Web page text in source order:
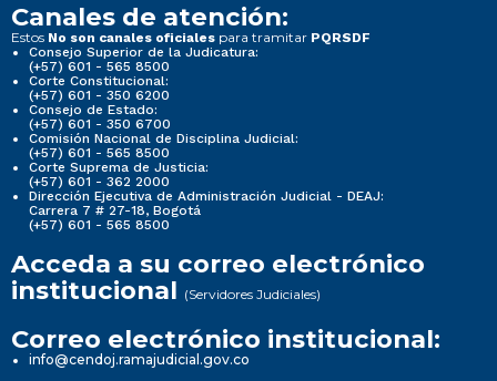
Canales de atención:
Estos No son canales oficiales para tramitar PQRSDF
Consejo Superior de la Judicatura:
(+57) 601 - 565 8500
Corte Constitucional:
(+57) 601 - 350 6200
Consejo de Estado:
(+57) 601 - 350 6700
Comisión Nacional de Disciplina Judicial:
(+57) 601 - 565 8500
Corte Suprema de Justicia:
(+57) 601 - 362 2000
Dirección Ejecutiva de Administración Judicial - DEAJ:
Carrera 7 # 27-18, Bogotá
(+57) 601 - 565 8500
Acceda a su correo electrónico
institucional (Servidores Judiciales)
Correo electrónico institucional:
info@cendoj.ramajudicial.gov.co